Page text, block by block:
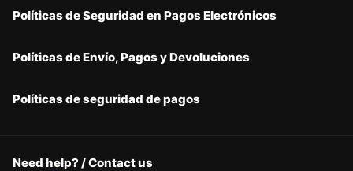
Políticas de Seguridad en Pagos Electrónicos
Políticas de Envío, Pagos y Devoluciones
Políticas de seguridad de pagos
Need help? / Contact us